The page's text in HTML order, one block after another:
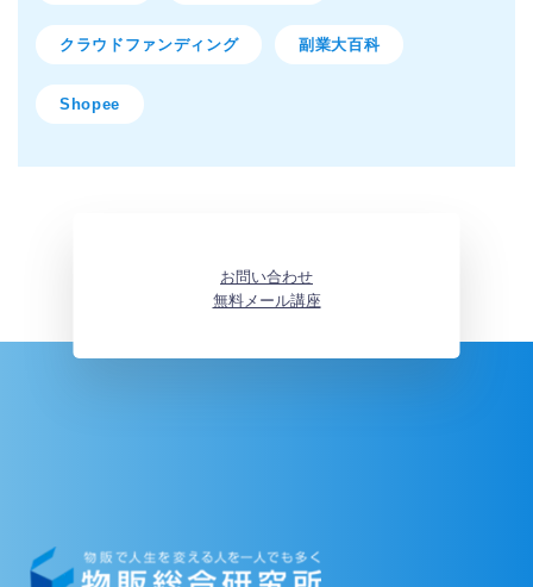
クラウドファンディング 副業大百科
Shopee
お問い合わせ
無料メール講座